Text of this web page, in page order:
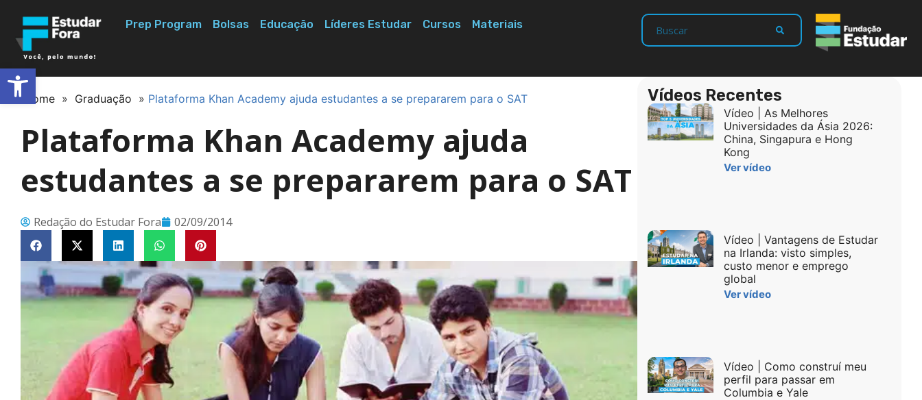
Prep Program Bolsas Educação Líderes Estudar Cursos Materiais
Home » Graduação » Plataforma Khan Academy ajuda estudantes a se prepararem para o SAT
Plataforma Khan Academy ajuda
estudantes a se prepararem para o SAT
Redação do Estudar Fora 02/09/2014
Vídeos Recentes
Vídeo | As Melhores
Universidades da Ásia 2026:
China, Singapura e Hong
Kong
Ver vídeo
Vídeo | Vantagens de Estudar
na Irlanda: visto simples,
custo menor e emprego
global
Ver vídeo
Vídeo | Como construí meu
perfil para passar em
Columbia e Yale
Abrir a barra de ferramentas